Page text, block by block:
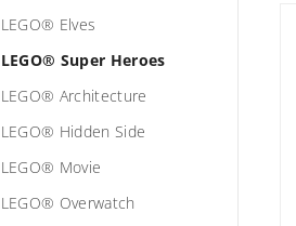
LEGO® Elves
LEGO® Super Heroes
LEGO® Architecture
LEGO® Hidden Side
LEGO® Movie
LEGO® Overwatch